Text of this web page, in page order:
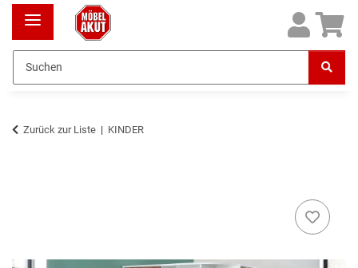
Zurück zur Liste KINDER